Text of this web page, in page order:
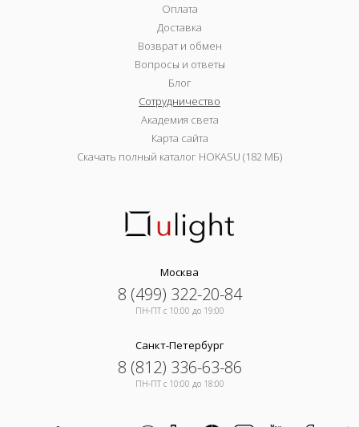
Оплата
Доставка
Возврат и обмен
Вопросы и ответы
Блог
Сотрудничество
Академия света
Карта сайта
Скачать полный каталог HOKASU (182 МБ)
Москва
8 (499) 322-20-84
ПН-ПТ c 10:00 до 19:00
Санкт-Петербург
8 (812) 336-63-86
ПН-ПТ c 10:00 до 18:00